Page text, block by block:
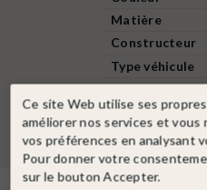
Matière
Constructeur
Type véhicule
Année de
Ce site Web utilise ses
améliorer nos services et
vos préférences en analysant
Pour donner votre
sur le bouton Accepter.